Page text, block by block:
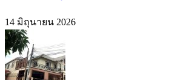
14 มิถุนายน 2026